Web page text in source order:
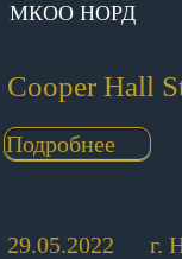
МКОО НОРД
Cooper Hall
Подробнее
29.05.2022 г.